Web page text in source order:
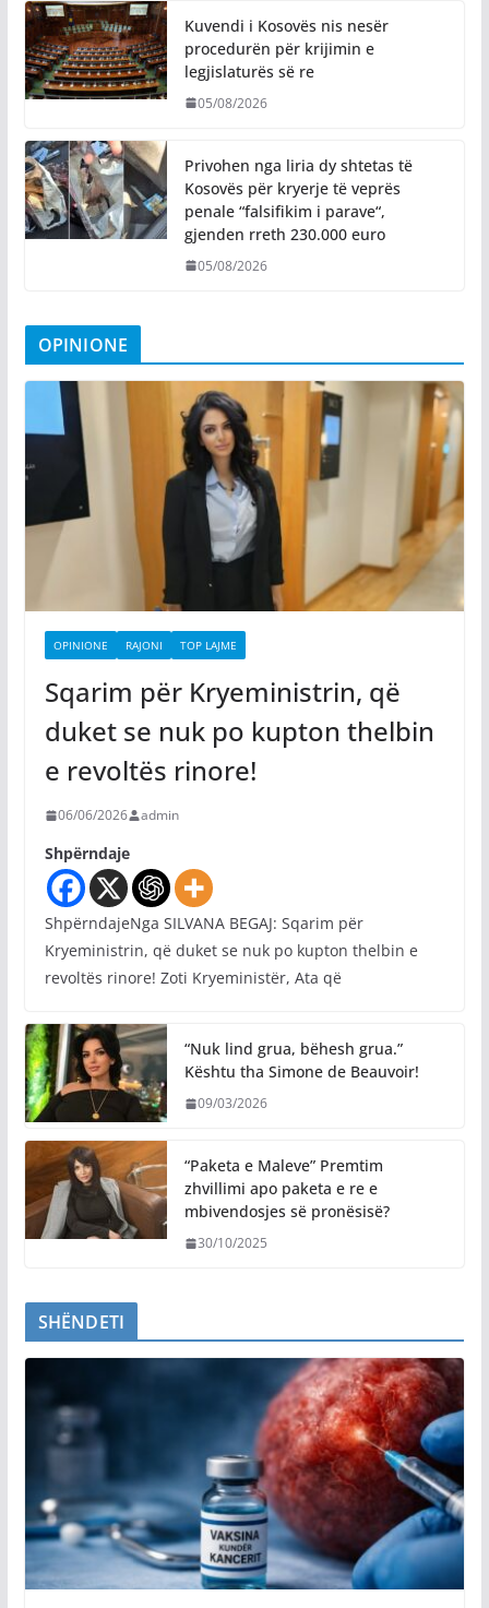
Kuvendi i Kosovës nis nesër
procedurën për krijimin e
legjislaturës së re
05/08/2026
Privohen nga liria dy shtetas të
Kosovës për kryerje të veprës
penale “falsifikim i parave“,
gjenden rreth 230.000 euro
05/08/2026
OPINIONE
OPINIONE RAJONI TOP LAJME
Sqarim për Kryeministrin, që
duket se nuk po kupton thelbin
e revoltës rinore!
06/06/2026 admin
Shpërndaje
ShpërndajeNga SILVANA BEGAJ: Sqarim për
Kryeministrin, që duket se nuk po kupton thelbin e
revoltës rinore! Zoti Kryeministër, Ata që
“Nuk lind grua, bëhesh grua.”
Kështu tha Simone de Beauvoir!
09/03/2026
“Paketa e Maleve” Premtim
zhvillimi apo paketa e re e
mbivendosjes së pronësisë?
30/10/2025
SHËNDETI